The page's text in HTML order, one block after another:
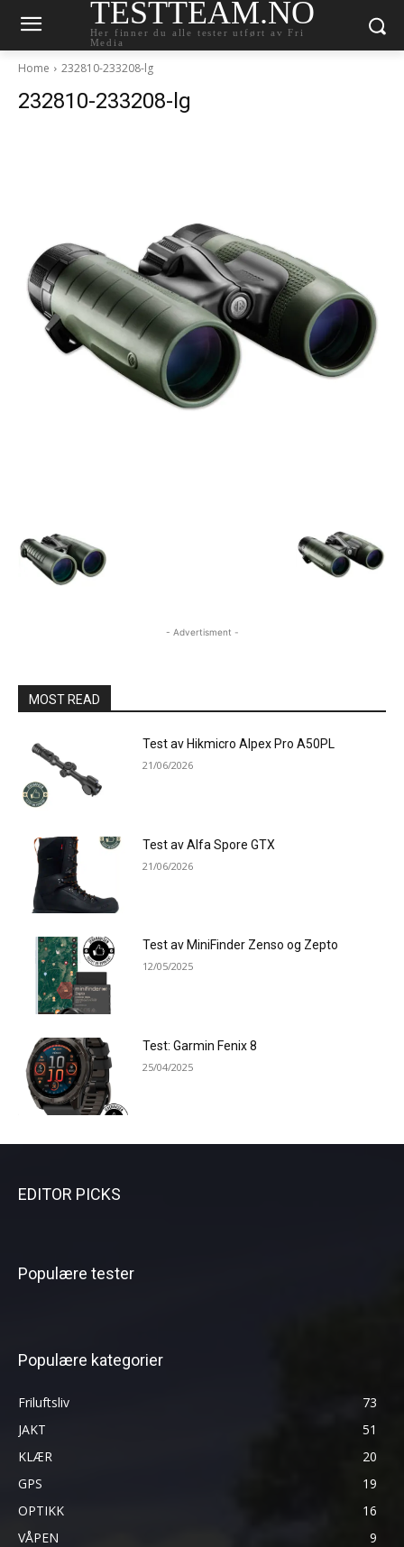
TESTTEAM.NO
Her finner du alle tester utført av Fri
Media
Home 232810-233208-lg
232810-233208-lg
- Advertisment -
MOST READ
Test av Hikmicro Alpex Pro A50PL
21/06/2026
Test av Alfa Spore GTX
21/06/2026
Test av MiniFinder Zenso og Zepto
12/05/2025
Test: Garmin Fenix 8
25/04/2025
EDITOR PICKS
Populære tester
Populære kategorier
Friluftsliv
73
JAKT
51
KLÆR
20
GPS
19
OPTIKK
16
VÅPEN
9